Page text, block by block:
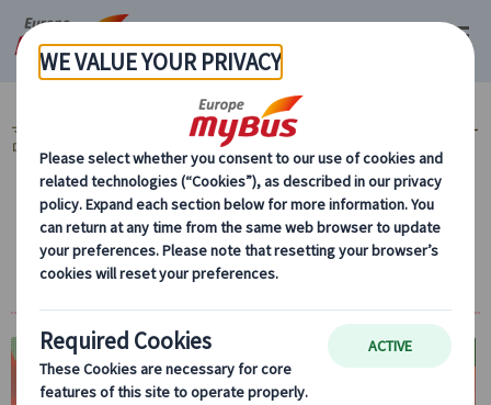
マイバス・ヨーロッパ ヨーロッパ周遊『ランドクルーズ』とは？ (59)
ヨー
ロッパ周遊旅行『ランドクルーズ』 (59)
【10％OFF】まだ間に合う！夏セール中！ (24)
ランドクルーズ｜プラハとドイツ周遊 7日間
(プラハ発ミュンヘン着)